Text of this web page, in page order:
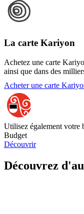
La carte Kariyon
Achetez une carte
ainsi que dans des
Acheter une carte
Utilisez également votre
Budget
Découvrir
Découvrez